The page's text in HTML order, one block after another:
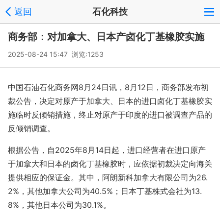
返回 石化科技
商务部：对加拿大、日本产卤化丁基橡胶实施
2025-08-24 15:47 浏览:1253
中国石油石化商务网8月24日讯，8月12日，商务部发布初
裁公告，决定对原产于加拿大、日本的进口卤化丁基橡胶实
施临时反倾销措施，终止对原产于印度的进口被调查产品的
反倾销调查。
根据公告，自2025年8月14日起，进口经营者在进口原产
于加拿大和日本的卤化丁基橡胶时，应依据初裁决定向海关
提供相应的保证金。其中，阿朗新科加拿大有限公司为26.
2%，其他加拿大公司为40.5%；日本丁基株式会社为13.
8%，其他日本公司为30.1%。